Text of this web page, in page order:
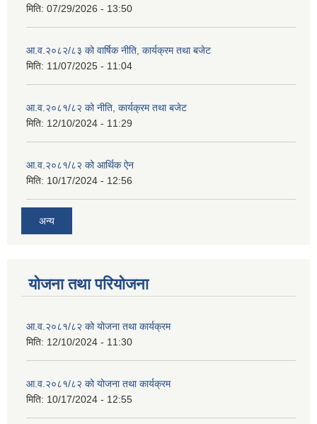
मिति: 07/29/2026 - 13:50
आ.व.२०८२/८३ को वार्षिक नीति, कार्यक्रम तथा बजेट
मिति: 11/07/2025 - 11:04
आ.व.२०८१/८२ को नीति, कार्यक्रम तथा बजेट
मिति: 12/10/2024 - 11:29
आ.व.२०८१/८२ को आर्थिक ऐन
मिति: 10/17/2024 - 12:56
अन्य
योजना तथा परियोजना
आ.व.२०८१/८२ को योजना तथा कार्यक्रम
मिति: 12/10/2024 - 11:30
आ.व.२०८१/८२ को योजना तथा कार्यक्रम
मिति: 10/17/2024 - 12:55